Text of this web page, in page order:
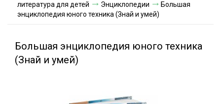
Условия оплаты
литература для детей
Энциклопедии
Большая
энциклопедия юного техника (Знай и умей)
Большая энциклопедия юного техника
(Знай и умей)